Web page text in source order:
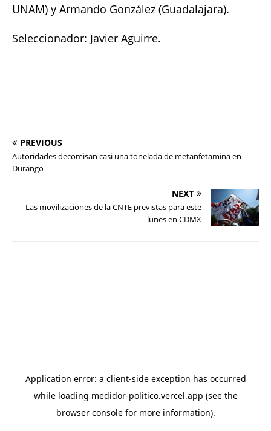
UNAM) y Armando González (Guadalajara).
Seleccionador: Javier Aguirre.
PREVIOUS
Autoridades decomisan casi una tonelada de metanfetamina en
Durango
NEXT
Las movilizaciones de la CNTE previstas para este
lunes en CDMX